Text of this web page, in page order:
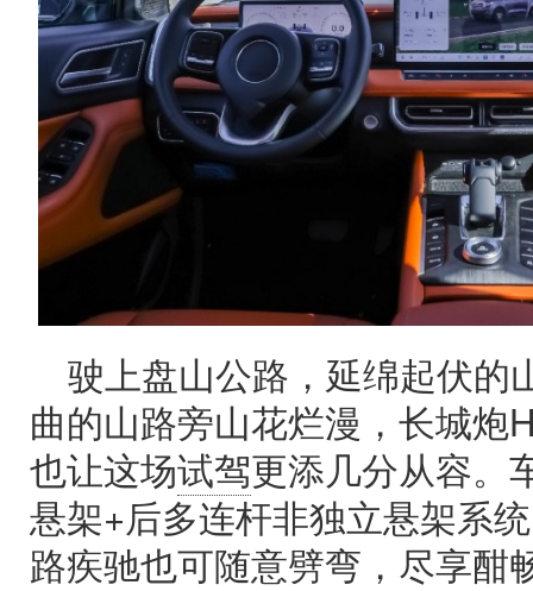
驶上盘山公路，延绵起伏的
曲的山路旁山花烂漫，长城炮
也让这场试驾更添几分从容。
悬架+后多连杆非独立悬架系
路疾驰也可随意劈弯，尽享酣